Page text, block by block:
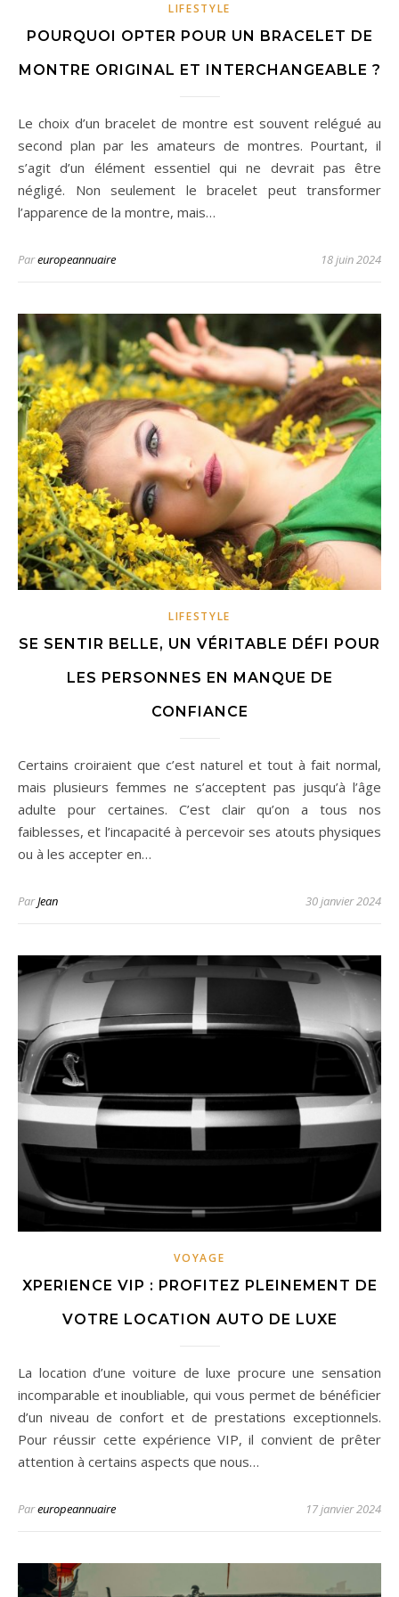
LIFESTYLE
POURQUOI OPTER POUR UN BRACELET DE
MONTRE ORIGINAL ET INTERCHANGEABLE ?
Le choix d’un bracelet de montre est souvent relégué au
second plan par les amateurs de montres. Pourtant, il
s’agit d’un élément essentiel qui ne devrait pas être
négligé. Non seulement le bracelet peut transformer
l’apparence de la montre, mais…
Pareuropeannuaire 18 juin 2024
LIFESTYLE
SE SENTIR BELLE, UN VÉRITABLE DÉFI POUR
LES PERSONNES EN MANQUE DE
CONFIANCE
Certains croiraient que c’est naturel et tout à fait normal,
mais plusieurs femmes ne s’acceptent pas jusqu’à l’âge
adulte pour certaines. C’est clair qu’on a tous nos
faiblesses, et l’incapacité à percevoir ses atouts physiques
ou à les accepter en…
ParJean 30 janvier 2024
VOYAGE
XPERIENCE VIP : PROFITEZ PLEINEMENT DE
VOTRE LOCATION AUTO DE LUXE
La location d’une voiture de luxe procure une sensation
incomparable et inoubliable, qui vous permet de bénéficier
d’un niveau de confort et de prestations exceptionnels.
Pour réussir cette expérience VIP, il convient de prêter
attention à certains aspects que nous…
Pareuropeannuaire 17 janvier 2024